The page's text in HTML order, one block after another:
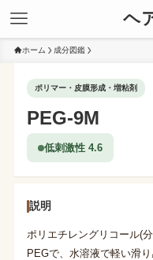
ヘ
ホーム 成分図鑑
ポリマー・皮膜形成・増粘剤
PEG-9M
低刺激性 4.6
説明
ポリエチレングリコール(
PEGで、水溶液で軽い滑